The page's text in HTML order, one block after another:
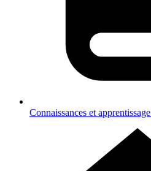
Connaissances et apprentissage